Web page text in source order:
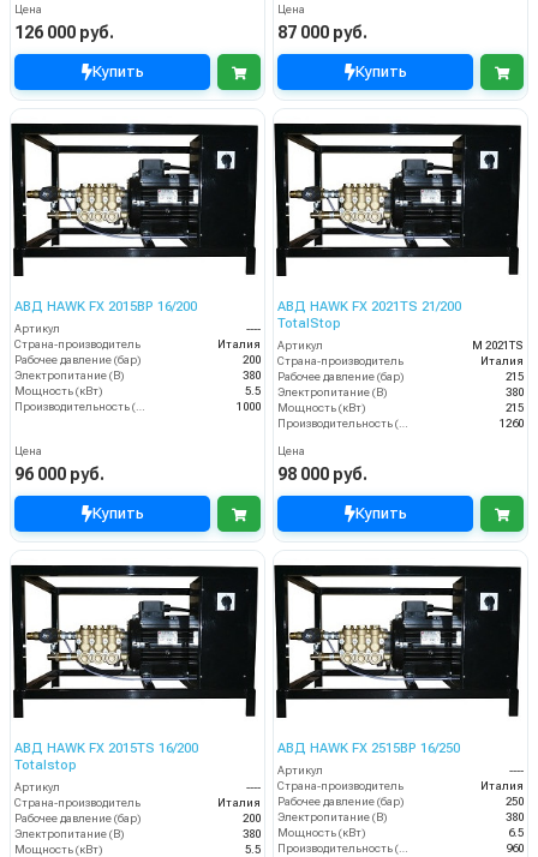
Цена
126 000 руб.
Купить
Цена
87 000 руб.
Купить
АВД HAWK FX 2015BP 16/200
Артикул
----
Страна-производитель
Италия
Рабочее давление (бар)
200
Электропитание (В)
380
Мощность (кВт)
5.5
Производительность (л/ч)
1000
Цена
96 000 руб.
Купить
АВД HAWK FX 2021TS 21/200
TotalStop
Артикул
M 2021TS
Страна-производитель
Италия
Рабочее давление (бар)
215
Электропитание (В)
380
Мощность (кВт)
215
Производительность (л/ч)
1260
Цена
98 000 руб.
Купить
АВД HAWK FX 2015TS 16/200
Totalstop
Артикул
----
Страна-производитель
Италия
Рабочее давление (бар)
200
Электропитание (В)
380
Мощность (кВт)
5.5
АВД HAWK FX 2515BP 16/250
Артикул
----
Страна-производитель
Италия
Рабочее давление (бар)
250
Электропитание (В)
380
Мощность (кВт)
6.5
960